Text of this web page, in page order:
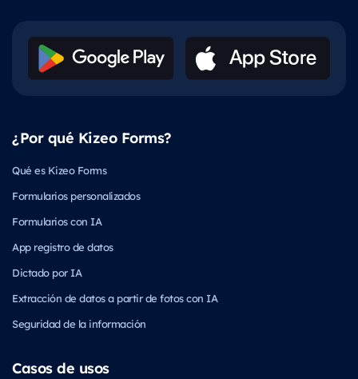
¿Por qué Kizeo Forms?
Qué es Kizeo Forms
Formularios personalizados
Formularios con IA
App registro de datos
Dictado por IA
Extracción de datos a partir de fotos con IA
Seguridad de la información
Casos de usos